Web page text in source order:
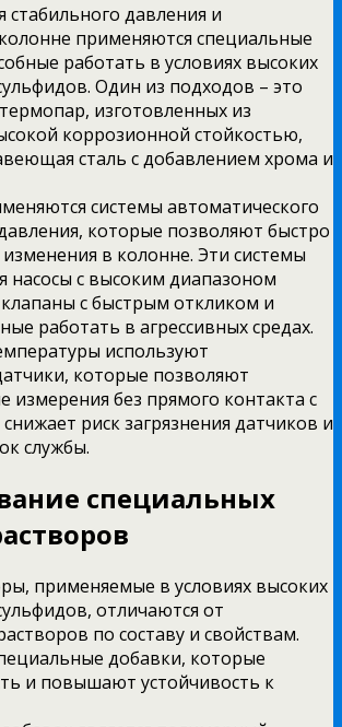
стабильного давления и
применяются специальные
работать в условиях высоких
Один из подходов – это
изготовленных из
коррозионной стойкостью,
сталь с добавлением хрома и
системы автоматического
которые позволяют быстро
в колонне. Эти системы
насосы с высоким диапазоном
с быстрым откликом и
работать в агрессивных средах.
используют
которые позволяют
измерения без прямого контакта с
риск загрязнения датчиков и
службы.
специальных
применяемые в условиях высоких
отличаются от
по составу и свойствам.
добавки, которые
и повышают устойчивость к